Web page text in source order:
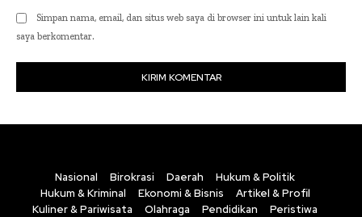
Simpan nama, email, dan situs web saya di browser ini untuk lain kali
saya berkomentar.
Nasional Birokrasi Daerah
Hukum & Politik
Hukum & Kriminal
Ekonomi & Bisnis
Artikel & Profil
Kuliner & Pariwisata
Olahraga Pendidikan
Peristiwa